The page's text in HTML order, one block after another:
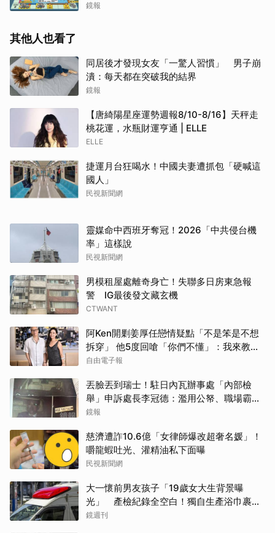
鏡報
其他人也看了
同居後才發現女友「一驚人習慣」 男子崩
潰：每天都在突破我的結界
鏡報
【唐綺陽星座運勢週報8/10-8/16】天秤走
桃花運，水瓶財運亨通 | ELLE
ELLE
捷運月台狂喝水！中國夫妻遭抓包「硬喊這
國人」
民視新聞網
靈媒命中西班牙奪冠！2026「中共侵台機
率」這樣說
民視新聞網
男模租屋處離奇身亡！失聯多日房東急報
警 IG最後發文藏玄機
CTWANT
阿Ken開剿姜厚任戀情疑點「不是笨是不想
拆穿」 他5度回嗆「你們不懂」：我來教育
你們
自由電子報
丟臉丟到瑞士！駐日內瓦辦事處「內部檢
舉」申訴處長李冠德：濫用公帑、職場霸
凌、超速仔拒繳罰單 外交部要查了
鏡報
慈濟遭詐10.6億「女律師爆改超奢名媛」！
嚼龍蝦吐光、灌精油私下面曝
民視新聞網
大一懷前男友孩子「19歲女大生背景曝
光」 產檢紀錄全空白！獨自生產浴巾裹嬰
屍藏家5天
鏡週刊